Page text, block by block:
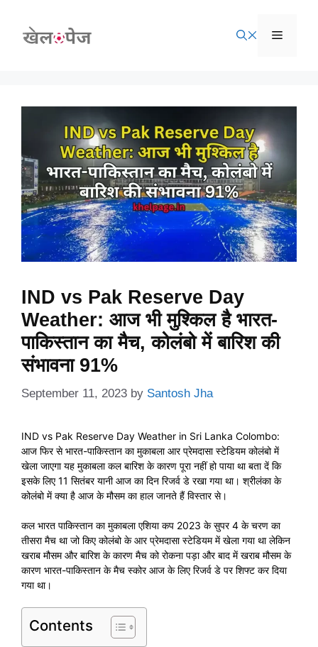
content
Menu
IND vs Pak Reserve Day
Weather: आज भी मुश्किल है भारत-
पाकिस्तान का मैच, कोलंबो में बारिश की
संभावना 91%
September 11, 2023 by Santosh Jha
IND vs Pak Reserve Day Weather in Sri Lanka Colombo:
आज फिर से भारत-पाकिस्तान का मुकाबला आर प्रेमदासा स्टेडियम कोलंबो में
खेला जाएगा यह मुकाबला कल बारिश के कारण पूरा नहीं हो पाया था बता दें कि
इसके लिए 11 सितंबर यानी आज का दिन रिजर्व डे रखा गया था। श्रीलंका के
कोलंबो में क्या है आज के मौसम का हाल जानते हैं विस्तार से।
कल भारत पाकिस्तान का मुकाबला एशिया कप 2023 के सुपर 4 के चरण का
तीसरा मैच था जो किए कोलंबो के आर प्रेमदासा स्टेडियम में खेला गया था लेकिन
खराब मौसम और बारिश के कारण मैच को रोकना पड़ा और बाद में खराब मौसम के
कारण भारत-पाकिस्तान के मैच स्कोर आज के लिए रिजर्व डे पर शिफ्ट कर दिया
गया था।
Contents